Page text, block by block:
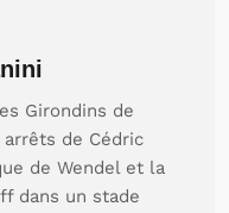
Girondins de
de Cédric
de Wendel et la
dans un stade